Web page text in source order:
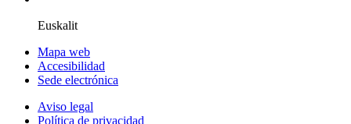
Euskalit
Mapa web
Accesibilidad
Sede electrónica
Aviso legal
Política de privacidad